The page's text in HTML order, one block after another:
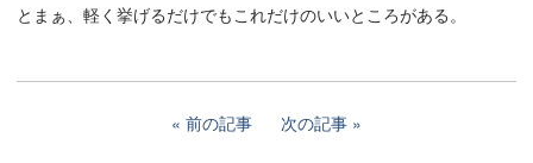
とまぁ、軽く挙げるだけでもこれだけのいいところがある。
前の記事 次の記事